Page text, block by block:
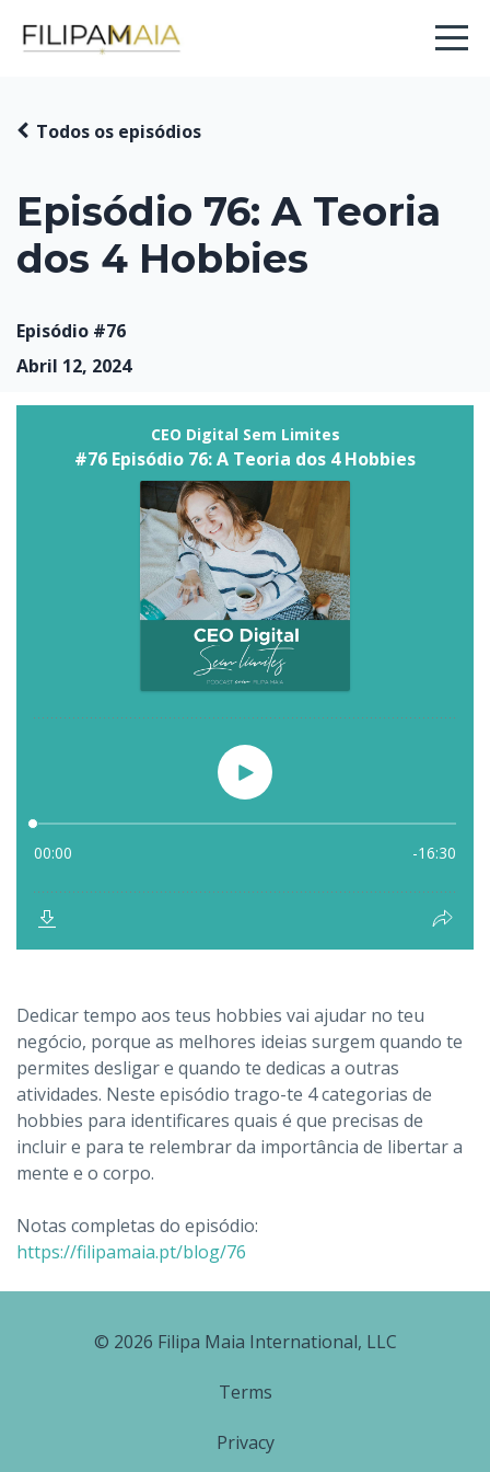
Episódio 76: A Teoria
dos 4 Hobbies
Todos os episódios
Episódio #76
Abril 12, 2024
Dedicar tempo aos teus hobbies vai ajudar no teu
negócio, porque as melhores ideias surgem quando te
permites desligar e quando te dedicas a outras
atividades. Neste episódio trago-te 4 categorias de
hobbies para identificares quais é que precisas de
incluir e para te relembrar da importância de libertar a
mente e o corpo.
Notas completas do episódio:
https://filipamaia.pt/blog/76
© 2026 Filipa Maia International, LLC
Terms
Privacy